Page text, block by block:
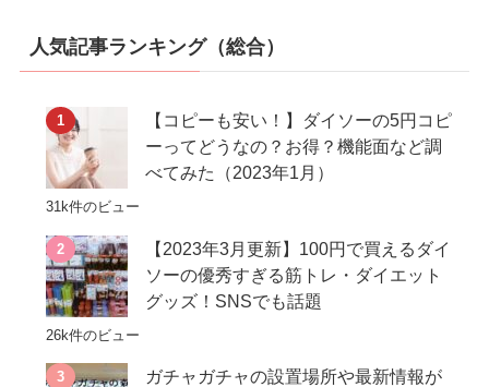
人気記事ランキング（総合）
【コピーも安い！】ダイソーの5円コピ
ーってどうなの？お得？機能面など調
べてみた（2023年1月）
31k件のビュー
【2023年3月更新】100円で買えるダイ
ソーの優秀すぎる筋トレ・ダイエット
グッズ！SNSでも話題
26k件のビュー
ガチャガチャの設置場所や最新情報が